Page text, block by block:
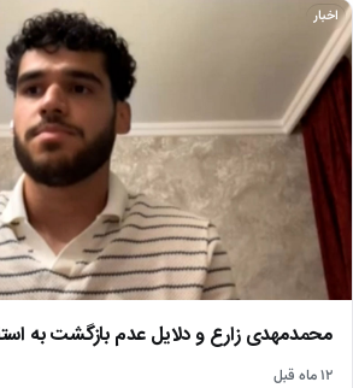
اخبار
محمدمهدی زارع و دلایل عدم بازگشت به
۱۲ ماه قبل